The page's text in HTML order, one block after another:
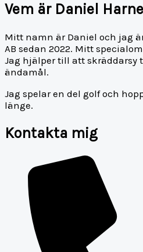
Vem är Daniel
Mitt namn är Daniel och jag
AB sedan 2022. Mitt
Jag hjälper till att skräddarsy
ändamål.
Jag spelar en del golf och
länge.
Kontakta mig